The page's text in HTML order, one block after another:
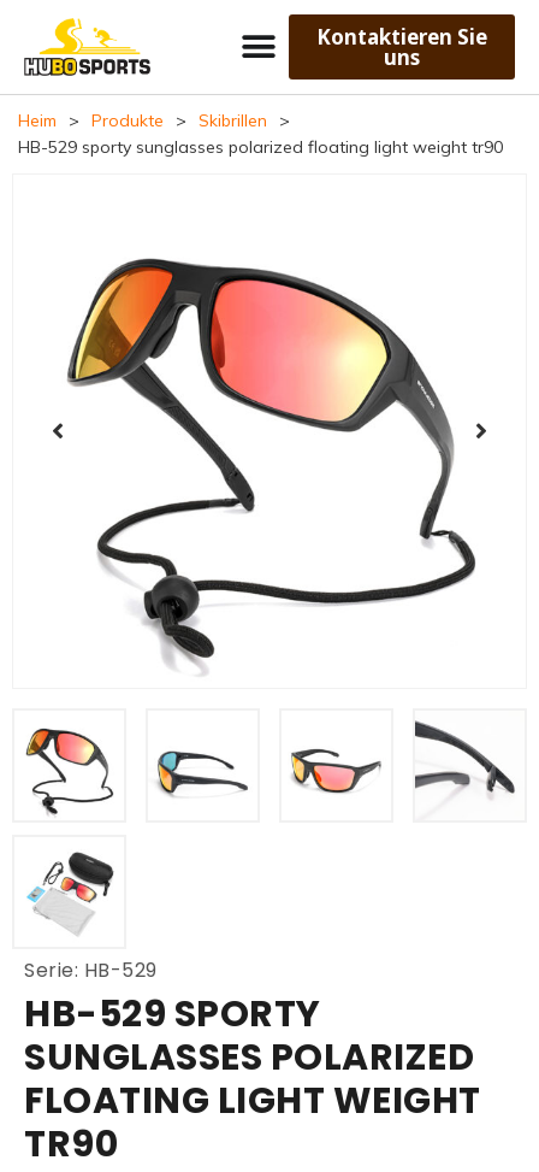
Kontaktieren Sie
uns
Heim > Produkte > Skibrillen
>
HB-529 sporty sunglasses polarized floating light weight tr90
Serie: HB-529
HB-529 SPORTY
SUNGLASSES POLARIZED
FLOATING LIGHT WEIGHT
TR90